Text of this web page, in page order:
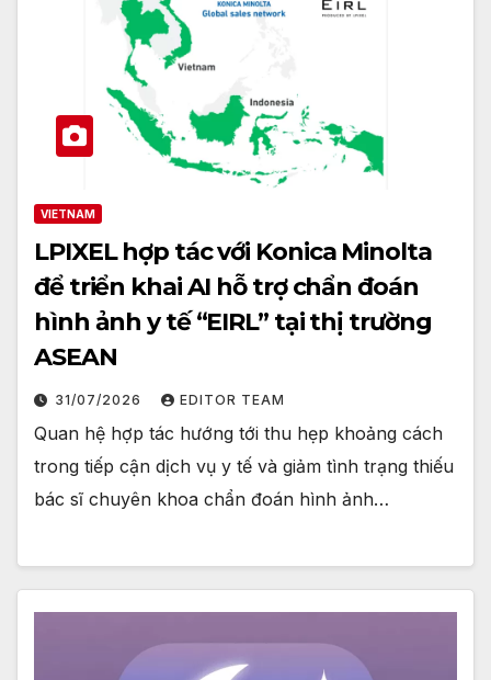
VIETNAM
LPIXEL hợp tác với Konica Minolta
để triển khai AI hỗ trợ chẩn đoán
hình ảnh y tế “EIRL” tại thị trường
ASEAN
31/07/2026 EDITOR TEAM
Quan hệ hợp tác hướng tới thu hẹp khoảng cách
trong tiếp cận dịch vụ y tế và giảm tình trạng thiếu
bác sĩ chuyên khoa chẩn đoán hình ảnh…